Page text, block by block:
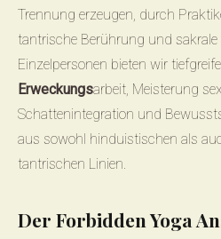
Trennung erzeugen, durch
tantrische Berührung und sakrale
Einzelpersonen bieten wir
Erweckungsarbeit, Meisterung
Schattenintegration und
aus sowohl hinduistischen als
tantrischen Linien.
Der Forbidden Yoga